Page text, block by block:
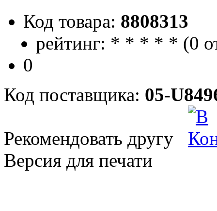
Код товара: 8808313
рейтинг: * * * * * (0
0
Код поставщика: 05-
Рекомендовать другу
Версия для печати